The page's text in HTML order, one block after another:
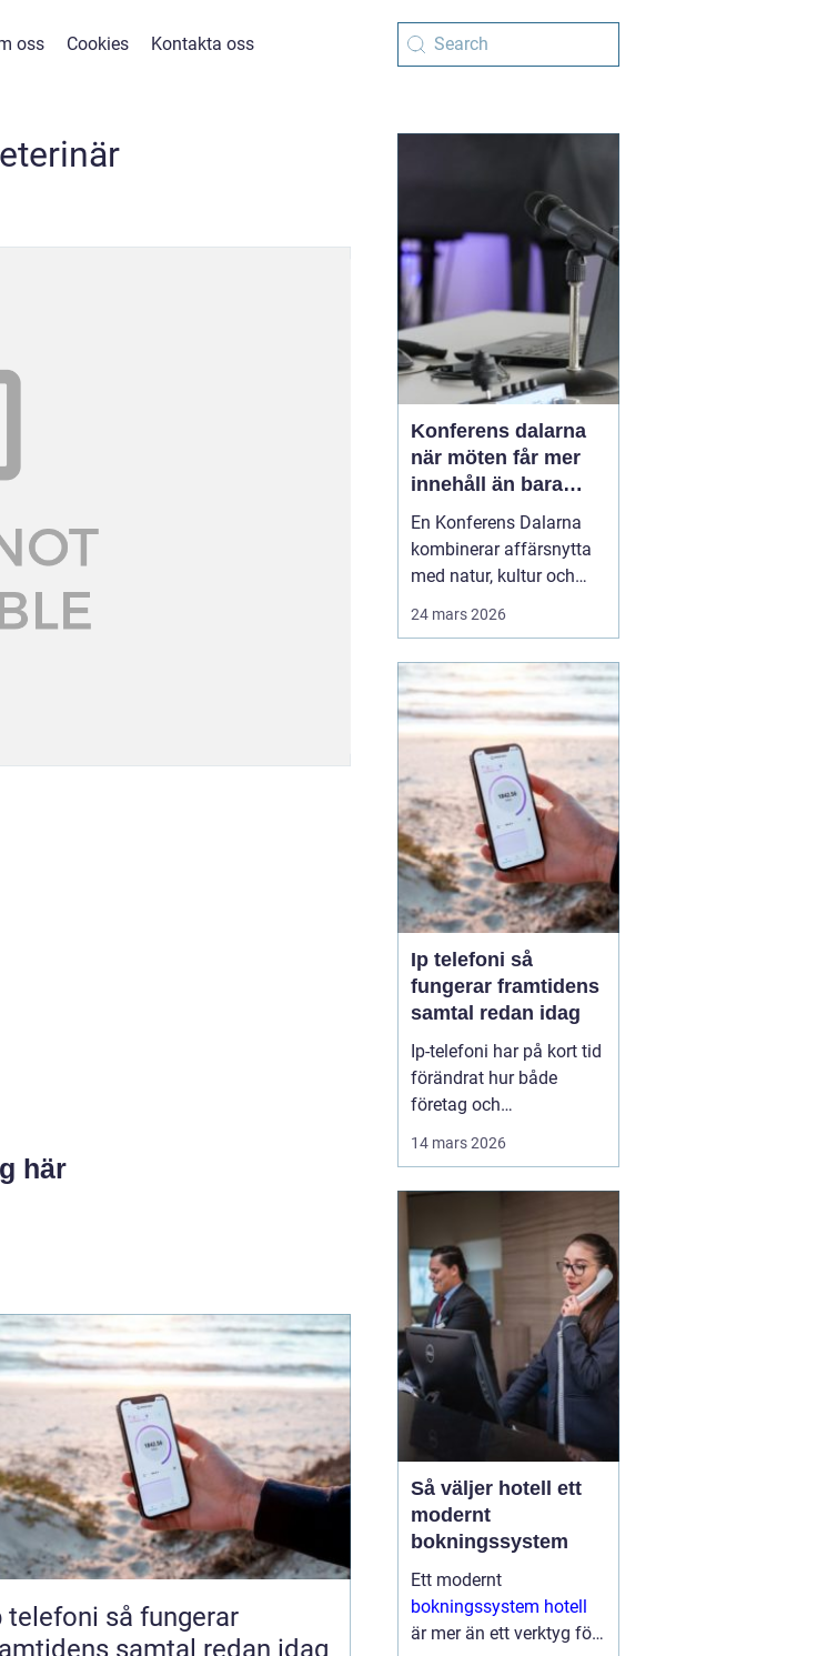
oss Cookies Kontakta oss
här
så fungerar
samtal redan idag
Konferens dalarna
när möten får mer
innehåll än bara
agendan
En Konferens Dalarna
kombinerar affärsnytta
med natur, kultur och
Regionen lockar med
kort restid från
storstäderna, tydlig
årstidskänsla, stark lokal
matkultur och en miljö
som gör det lättare fö...
24 mars 2026
Ip telefoni så
fungerar framtidens
samtal redan idag
Ip-telefoni har på kort tid
förändrat hur både
företag och
går samtalen via
internet. Kostnaderna
sjunker, flexibiliteten
ökar och möjligheterna
att bygga ...
14 mars 2026
Så väljer hotell ett
modernt
bokningssystem
Ett modernt
bokningssystem hotell
är mer än ett verktyg för